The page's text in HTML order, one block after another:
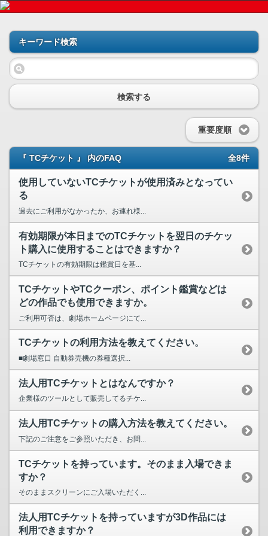
キーワード検索
検索する
重要度順
『 TCチケット 』 内のFAQ 全8件
使用していないTCチケットが使用済みとなってい
る
過去にご利用がなかったか、お連れ様...
有効期限が本日までのTCチケットを翌日のチケッ
ト購入に使用することはできますか？
TCチケットの有効期限は鑑賞日を基...
TCチケットやTCクーポン、ポイント鑑賞などは
どの作品でも使用できますか。
ご利用可否は、劇場ホームページにて...
TCチケットの利用方法を教えてください。
■劇場窓口 自動券売機の券種選択...
法人用TCチケットとはなんですか？
企業様のツールとして販売してるチケ...
法人用TCチケットの購入方法を教えてください。
下記のご注意をご参照いただき、お問...
TCチケットを持っています。そのまま入場できま
すか？
そのままスクリーンにご入場いただく...
法人用TCチケットを持っていますが3D作品には
利用できますか？